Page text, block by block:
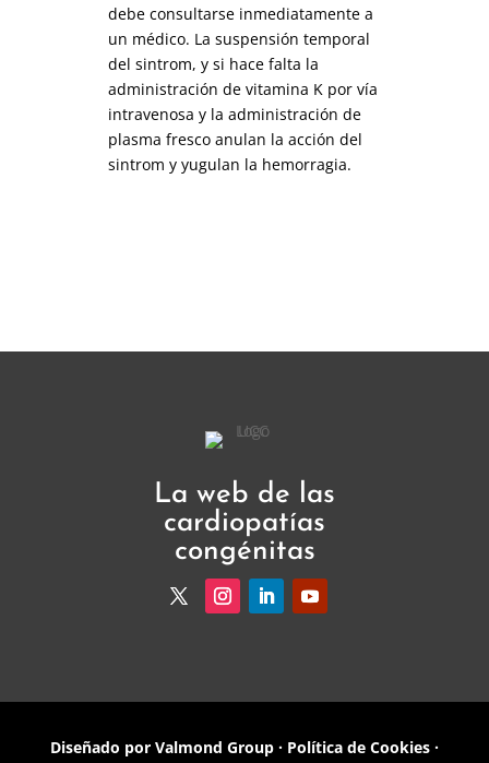
debe consultarse inmediatamente a
un médico. La suspensión temporal
del sintrom, y si hace falta la
administración de vitamina K por vía
intravenosa y la administración de
plasma fresco anulan la acción del
sintrom y yugulan la hemorragia.
La web de las
cardiopatías
congénitas
Diseñado porValmond Group· Política de Cookies·